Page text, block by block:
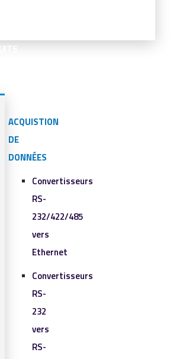
ACQUISTION
DE
DONNÉES
Convertisseurs
RS-
232/422/485
vers
Ethernet
Convertisseurs
RS-
232
vers
RS-